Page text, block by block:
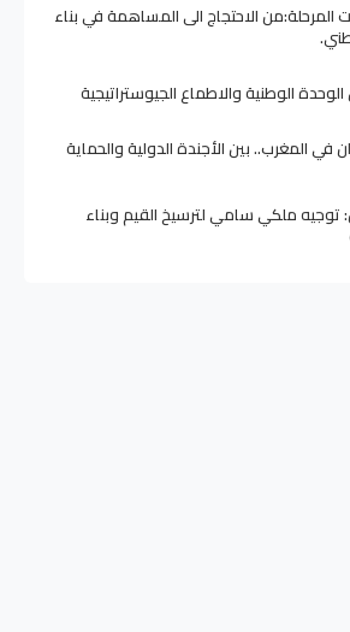
الاحتجاج الى المساهمة في بناء
الوحدة الوطنية والاطماع الجيوستراتيجية
في المغرب.. بين الأجندة الدولية والحماية
ملكي سامي لترسيخ القيم وبناء